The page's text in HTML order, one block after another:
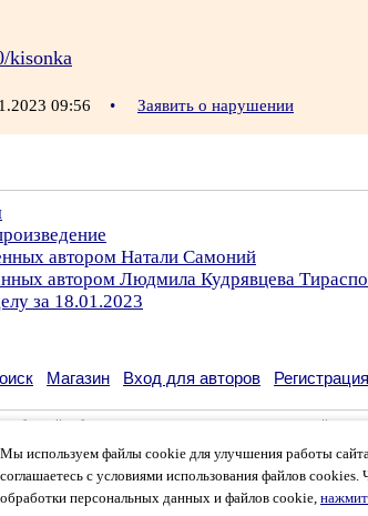
kisonka
09:56 • Заявить о нарушении
автором Натали Самоний
автором Людмила Кудрявцева
за 18.01.2023
Мы используем файлы cookie для улучшения работы
соглашаетесь с условиями использования файлов
обработки персональных данных и файлов cookie,
Магазин Вход для авторов Регистрация
публикации своих литературных произведений в
произведений возможна только с согласия его автора, к
правил публикациии российского законодательства. Данные
о портале
тысяч посетителей, которые в общей сумме просматривают
просмотров и количество посетителей.